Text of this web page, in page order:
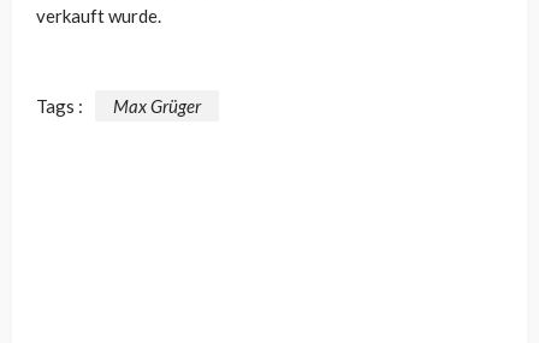
verkauft wurde.
Tags : Max Grüger